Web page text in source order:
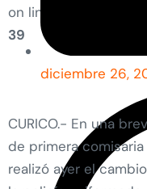
diciembre 26,
on line
39
CURICO.- En una
de primera
realizó ayer el